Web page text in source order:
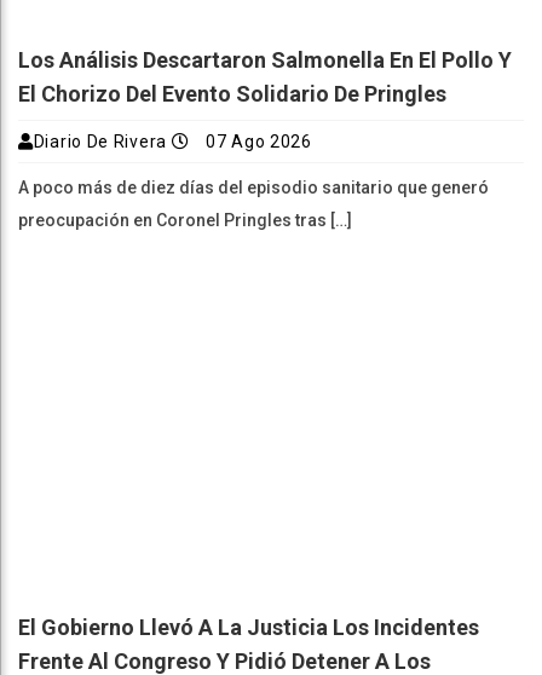
Los Análisis Descartaron Salmonella En El Pollo Y
El Chorizo Del Evento Solidario De Pringles
Diario De Rivera 07 Ago 2026
A poco más de diez días del episodio sanitario que generó
preocupación en Coronel Pringles tras […]
El Gobierno Llevó A La Justicia Los Incidentes
Frente Al Congreso Y Pidió Detener A Los